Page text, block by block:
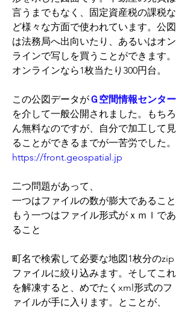
言うまでもなく、固定資産税の課税な
ど様々な方面で使われています。公図
は法務局へ出向いたり、あるいはオン
ラインで写しを買うことができます。
オンラインなら1枚当たり300円台。
この公図データがＧ空間情報センター
を介して一般公開されました。もちろ
ん無料なのですが、自分で加工して見
ることができるまでが一苦労でした。
https://front.geospatial.jp
二つ問題があって、
一つはファイルの数が膨大であること
もう一つはファイル形式がｘｍｌであ
ること
町名で検索して必要な地図1枚分のzip
ファイルに絞り込みます。そしてこれ
を解凍すると、めでたくxml形式のフ
ァイルが手に入ります。とことが、